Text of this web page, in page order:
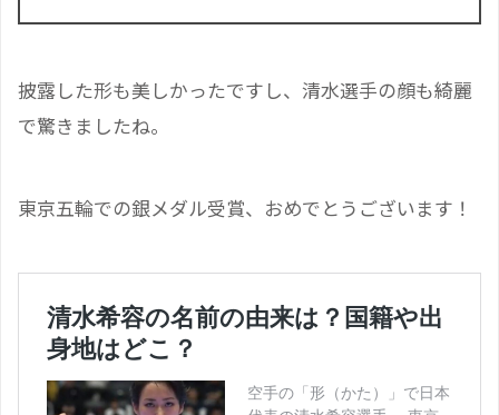
披露した形も美しかったですし、清水選手の顔も綺麗
で驚きましたね。
東京五輪での銀メダル受賞、おめでとうございます！